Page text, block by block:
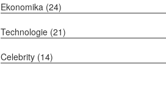
Ekonomika (24)
Technologie (21)
Celebrity (14)